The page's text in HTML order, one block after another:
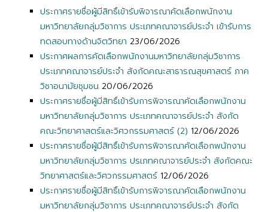
ประกาศรายชื่อผู้มีสิทธิ์เข้ารับพิจารณาคัดเลือกพนักงาน
มหาวิทยาลัยกลุ่มวิชาการ ประเภทคณาจารย์ประจำ เข้ารับการ
ทดสอบทางด้านจิตวิทยา 23/06/2026
ประกาศผลการคัดเลือกพนักงานมหาวิทยาลัยกลุ่มวิชาการ
ประเภทคณาจารย์ประจำ สังกัดคณะสาธารณสุขศาสตร์ ภาค
วิชาอนามัยชุมชน 20/06/2026
ประกาศรายชื่อผู้มีสิทธิ์เข้ารับการพิจารณาคัดเลือกพนักงาน
มหาวิทยาลัยกลุ่มวิชาการ ประเภทคณาจารย์ประจำ สังกัด
คณะวิทยาศาสตร์และวิศวกรรมศาสตร์ (2) 12/06/2026
ประกาศรายชื่อผู้มีสิทธิ์เข้ารับการพิจารณาคัดเลือกพนักงาน
มหาวิทยาลัยกลุ่มวิชาการ ปรเภทคณาจารย์ประจำ สังกัดคณะ
วิทยาศาสตร์และวิศวกรรมศาสตร์12/06/2026
ประกาศรายชื่อผู้มีสิทธิ์เข้ารับการพิจารณาคัดเลือกพนักงาน
มหาวิทยาลัยกลุ่มวิชาการ ประเภทคณาจารย์ประจำ สังกัด